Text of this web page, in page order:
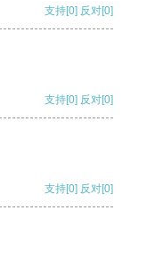
支持[0] 反对[0]
支持[0] 反对[0]
支持[0] 反对[0]